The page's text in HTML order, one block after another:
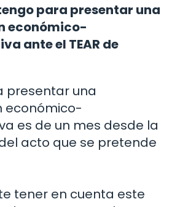
para presentar una
económico-
ante el TEAR de
presentar una
económico-
es de un mes desde la
acto que se pretende
tener en cuenta este